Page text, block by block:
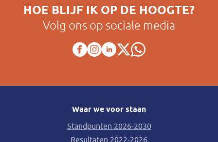
HOE BLIJF IK OP DE HOOGTE?
Volg ons op sociale media
Waar we voor staan
Standpunten 2026-2030
Resultaten 2022-2026